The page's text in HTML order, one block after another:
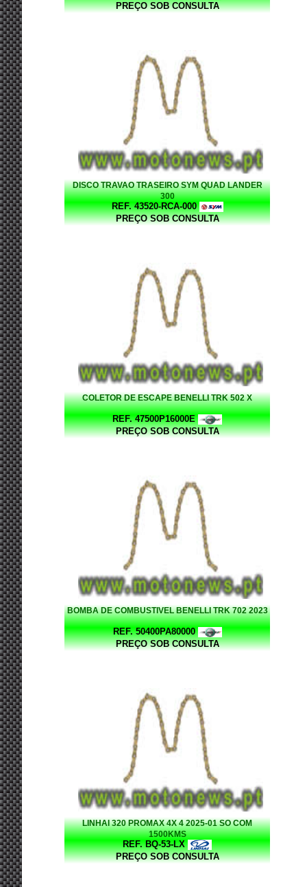
PREÇO SOB CONSULTA
DISCO TRAVAO TRASEIRO SYM QUAD LANDER
300
REF. 43520-RCA-000
PREÇO SOB CONSULTA
COLETOR DE ESCAPE BENELLI TRK 502 X
REF. 47500P16000E
PREÇO SOB CONSULTA
BOMBA DE COMBUSTIVEL BENELLI TRK 702 2023
REF. 50400PA80000
PREÇO SOB CONSULTA
LINHAI 320 PROMAX 4X 4 2025-01 SO COM
1500KMS
REF. BQ-53-LX
PREÇO SOB CONSULTA